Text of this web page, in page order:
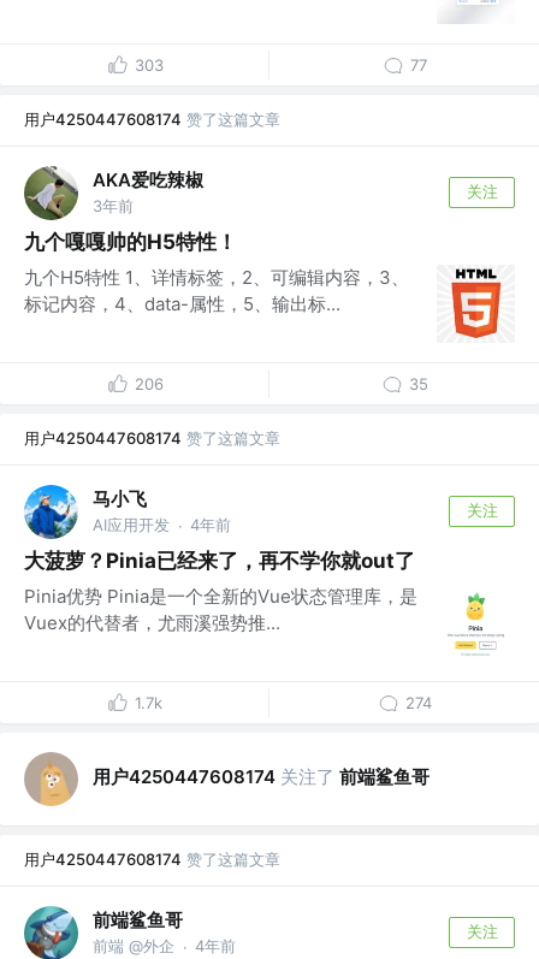
303 77
用户4250447608174 赞了这篇文章
AKA爱吃辣椒
3年前
关注
九个嘎嘎帅的H5特性！
九个H5特性 1、详情标签，2、可编辑内容，3、
标记内容，4、data-属性，5、输出标...
206 35
用户4250447608174 赞了这篇文章
马小飞
AI应用开发 · 4年前
关注
大菠萝？Pinia已经来了，再不学你就out了
Pinia优势 Pinia是一个全新的Vue状态管理库，是
Vuex的代替者，尤雨溪强势推...
1.7k 274
用户4250447608174 关注了 前端鲨鱼哥
用户4250447608174 赞了这篇文章
前端鲨鱼哥
前端 @外企 · 4年前
关注